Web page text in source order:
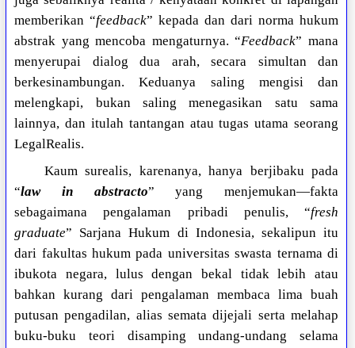
memberikan “feedback” kepada dan dari norma hukum
abstrak yang mencoba mengaturnya. “Feedback” mana
menyerupai dialog dua arah, secara simultan dan
berkesinambungan. Keduanya saling mengisi dan
melengkapi, bukan saling menegasikan satu sama
lainnya, dan itulah tantangan atau tugas utama seorang
LegalRealis.
Kaum surealis, karenanya, hanya berjibaku pada
“law in abstracto” yang menjemukan—fakta
sebagaimana pengalaman pribadi penulis, “fresh
graduate” Sarjana Hukum di Indonesia, sekalipun itu
dari fakultas hukum pada universitas swasta ternama di
ibukota negara, lulus dengan bekal tidak lebih atau
bahkan kurang dari pengalaman membaca lima buah
putusan pengadilan, alias semata dijejali serta melahap
buku-buku teori disamping undang-undang selama